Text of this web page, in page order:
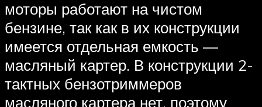
моторы работают на чистом
бензине, так как в их конструкции
имеется отдельная емкость —
масляный картер. В конструкции 2-
тактных бензотриммеров
масляного картера нет, поэтому